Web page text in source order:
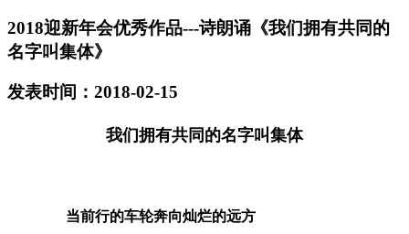
2018迎新年会优秀作品---诗朗诵《我们拥有共同的
名字叫集体》
发表时间：2018-02-15
我们拥有共同的名字叫集体
当前行的车轮奔向灿烂的远方